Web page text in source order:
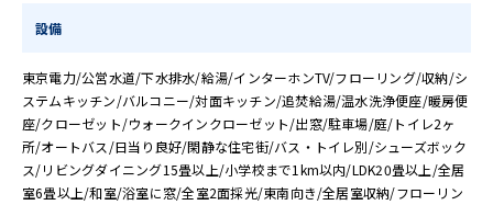
設備
東京電力/公営水道/下水排水/給湯/インターホンTV/フローリング/収納/シ
ステムキッチン/バルコニー/対面キッチン/追焚給湯/温水洗浄便座/暖房便
座/クローゼット/ウォークインクローゼット/出窓/駐車場/庭/トイレ2ヶ
所/オートバス/日当り良好/閑静な住宅街/バス・トイレ別/シューズボック
ス/リビングダイニング15畳以上/小学校まで1km以内/LDK20畳以上/全居
室6畳以上/和室/浴室に窓/全室2面採光/東南向き/全居室収納/フローリン